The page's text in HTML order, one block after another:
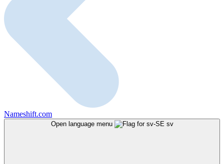
Nameshift.com
Open language menu sv